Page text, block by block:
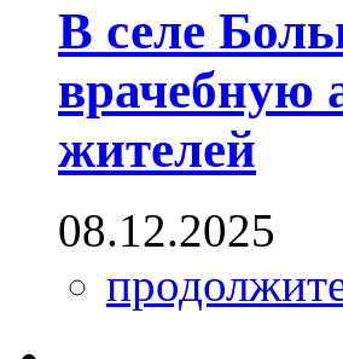
В селе
врачебную
жителей
08.12.2025